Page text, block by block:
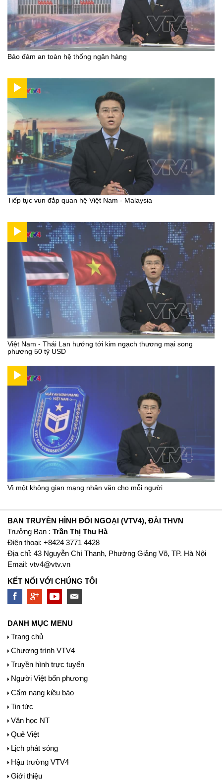
Bảo đảm an toàn hệ thống ngân hàng
Tiếp tục vun đắp quan hệ Việt Nam - Malaysia
Việt Nam - Thái Lan hướng tới kim ngạch thương mại song
phương 50 tỷ USD
Vì một không gian mạng nhân văn cho mỗi người
BAN TRUYỀN HÌNH ĐỐI NGOẠI (VTV4), ĐÀI THVN
Trưởng Ban : Trần Thị Thu Hà
Ðiện thoại: +8424 3771 4428
Địa chỉ: 43 Nguyễn Chí Thanh, Phường Giảng Võ, TP. Hà Nội
Email: vtv4@vtv.vn
KẾT NỐI VỚI CHÚNG TÔI
DANH MỤC MENU
Trang chủ
Chương trình VTV4
Truyền hình trực tuyến
Người Việt bốn phương
Cẩm nang kiều bào
Tin tức
Văn học NT
Quê Việt
Lịch phát sóng
Hậu trường VTV4
Giới thiệu